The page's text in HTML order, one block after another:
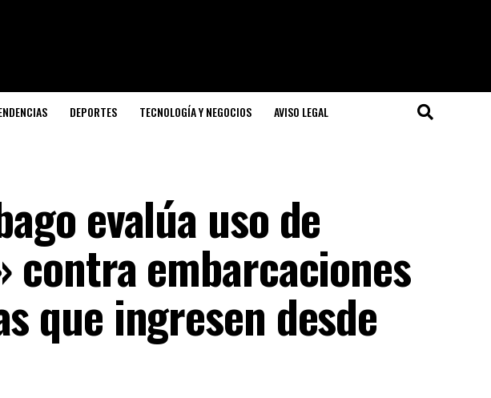
DEPORTES TECNOLOGÍA Y NEGOCIOS AVISO LEGAL
evalúa uso de
contra embarcaciones
que ingresen desde